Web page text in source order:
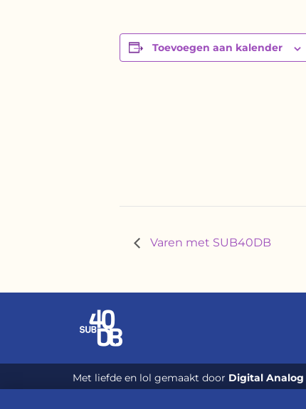
Toevoegen aan kalender
Varen met SUB40DB
Met liefde en lol gemaakt door Digital Analog